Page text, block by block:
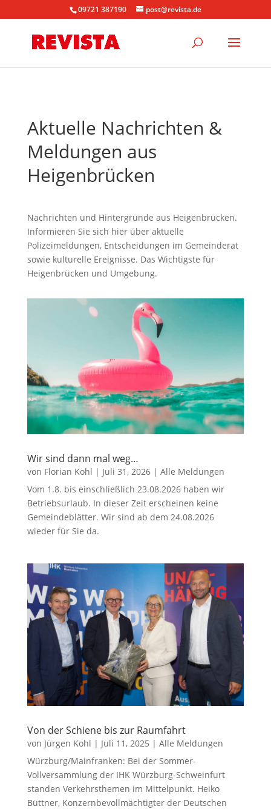
09721 387190 post@revista.de
Aktuelle Nachrichten &
Meldungen aus
Heigenbrücken
Nachrichten und Hintergründe aus Heigenbrücken.
Informieren Sie sich hier über aktuelle
Polizeimeldungen, Entscheidungen im Gemeinderat
sowie kulturelle Ereignisse. Das Wichtigste für
Heigenbrücken und Umgebung.
Wir sind dann mal weg…
von Florian Kohl | Juli 31, 2026| Alle Meldungen
Vom 1.8. bis einschließlich 23.08.2026 haben wir
Betriebsurlaub. In dieser Zeit erscheinen keine
Gemeindeblätter. Wir sind ab dem 24.08.2026
wieder für Sie da.
Von der Schiene bis zur Raumfahrt
von Jürgen Kohl | Juli 11, 2025 | Alle Meldungen
Würzburg/Mainfranken: Bei der Sommer-
Vollversammlung der IHK Würzburg-Schweinfurt
standen Verkehrsthemen im Mittelpunkt. Heiko
Büttner, Konzernbevollmächtigter der Deutschen